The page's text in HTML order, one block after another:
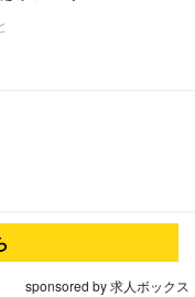
sponsored by 求人ボックス